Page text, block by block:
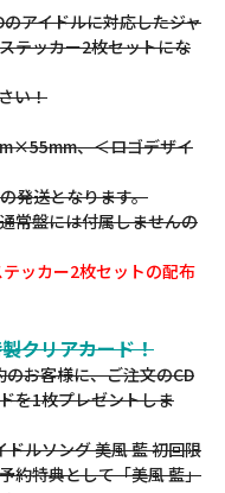
アイドルに対応したジャ
テッカー2枚セットにな
い！
、＜ロゴデザイ
発送となります。
常盤には付属しませんの
テッカー2枚セットの配布
クリアカード！
お客様に、ご注文のCD
を1枚プレゼントしま
ルソング 美風 藍 初回限
約特典として「美風 藍」